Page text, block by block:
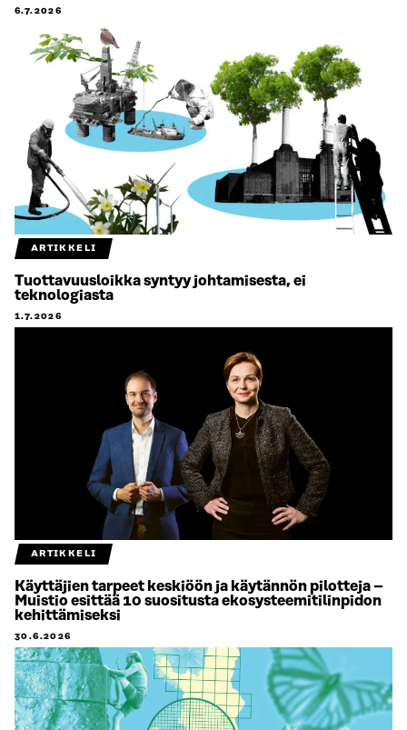
6.7.2026
ARTIKKELI
Tuottavuusloikka syntyy johtamisesta, ei
teknologiasta
1.7.2026
ARTIKKELI
Käyttäjien tarpeet keskiöön ja käytännön pilotteja –
Muistio esittää 10 suositusta ekosysteemitilinpidon
kehittämiseksi
30.6.2026